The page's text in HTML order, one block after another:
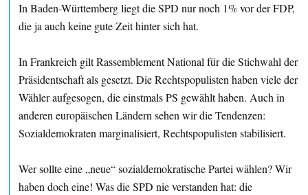
In Baden-Württemberg liegt die SPD nur noch 1% vor der FDP,
die ja auch keine gute Zeit hinter sich hat.
In Frankreich gilt Rassemblement National für die Stichwahl der
Präsidentschaft als gesetzt. Die Rechtspopulisten haben viele der
Wähler aufgesogen, die einstmals PS gewählt haben. Auch in
anderen europäischen Ländern sehen wir die Tendenzen:
Sozialdemokraten marginalisiert, Rechtspopulisten stabilisiert.
Wer sollte eine „neue“ sozialdemokratische Partei wählen? Wir
haben doch eine! Was die SPD nie verstanden hat: die